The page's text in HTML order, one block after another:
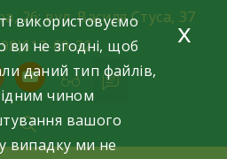
26; вул. Василя Стуса, 37
69-32.
youtube
використовуємо
ви не згодні, щоб
даний тип файлів,
чином
вашого
випадку ми не
x